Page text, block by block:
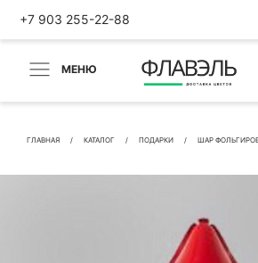
+7 903 255-22-88
МЕНЮ
ГЛАВНАЯ КАТАЛОГ ПОДАРКИ ШАР
ВЕРНУТЬСЯ
Быстрая
КОНТАКТНЫЕ